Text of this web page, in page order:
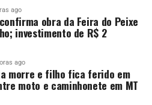
ago
obra da Feira do Peixe
investimento de R$ 2
ago
morre e filho fica ferido em
moto e caminhonete em MT